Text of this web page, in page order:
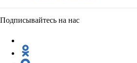
Подписывайтесь на нас